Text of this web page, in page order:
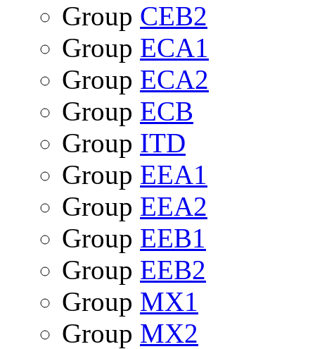
Group CEB2
Group ECA1
Group ECA2
Group ECB
Group ITD
Group EEA1
Group EEA2
Group EEB1
Group EEB2
Group MX1
Group MX2